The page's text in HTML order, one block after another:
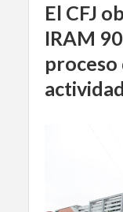
El CFJ
IRAM
proceso